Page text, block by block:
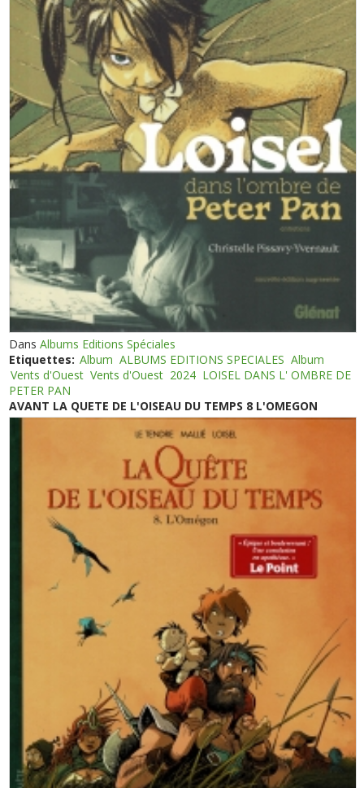
DansAlbums Editions Spéciales
Etiquettes: Album ALBUMS EDITIONS SPECIALES Album
Vents d'Ouest Vents d'Ouest 2024 LOISEL DANS L' OMBRE DE
PETER PAN
AVANT LA QUETE DE L'OISEAU DU TEMPS 8 L'OMEGON